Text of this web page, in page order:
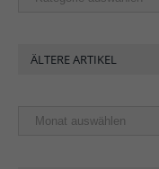
ÄLTERE ARTIKEL
Ältere